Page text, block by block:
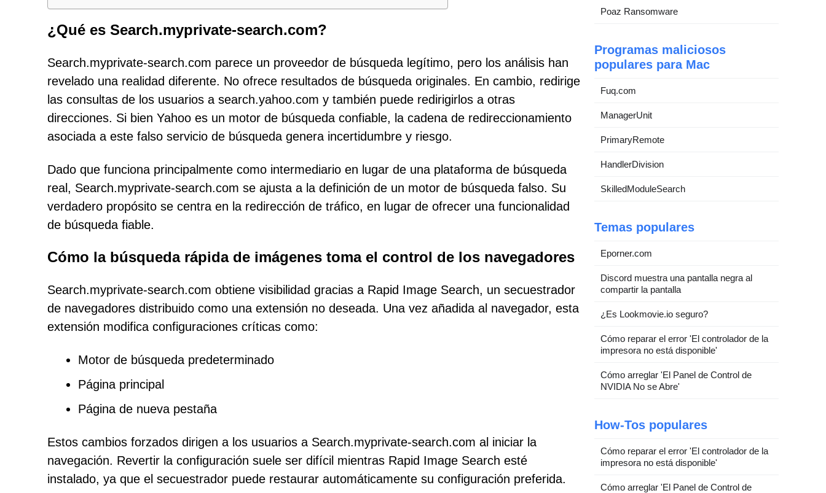
¿Qué es Search.myprivate-search.com?
Search.myprivate-search.com parece un proveedor de búsqueda legítimo, pero los análisis han
revelado una realidad diferente. No ofrece resultados de búsqueda originales. En cambio, redirige
las consultas de los usuarios a search.yahoo.com y también puede redirigirlos a otras
direcciones. Si bien Yahoo es un motor de búsqueda confiable, la cadena de redireccionamiento
asociada a este falso servicio de búsqueda genera incertidumbre y riesgo.
Dado que funciona principalmente como intermediario en lugar de una plataforma de búsqueda
real, Search.myprivate-search.com se ajusta a la definición de un motor de búsqueda falso. Su
verdadero propósito se centra en la redirección de tráfico, en lugar de ofrecer una funcionalidad
de búsqueda fiable.
Cómo la búsqueda rápida de imágenes toma el control de los navegadores
Search.myprivate-search.com obtiene visibilidad gracias a Rapid Image Search, un secuestrador
de navegadores distribuido como una extensión no deseada. Una vez añadida al navegador, esta
extensión modifica configuraciones críticas como:
Motor de búsqueda predeterminado
Página principal
Página de nueva pestaña
Estos cambios forzados dirigen a los usuarios a Search.myprivate-search.com al iniciar la
navegación. Revertir la configuración suele ser difícil mientras Rapid Image Search esté
instalado, ya que el secuestrador puede restaurar automáticamente su configuración preferida.
Poaz Ransomware
Programas maliciosos
populares para Mac
Fuq.com
ManagerUnit
PrimaryRemote
HandlerDivision
SkilledModuleSearch
Temas populares
Eporner.com
Discord muestra una pantalla negra al
compartir la pantalla
¿Es Lookmovie.io seguro?
Cómo reparar el error 'El controlador de la
impresora no está disponible'
Cómo arreglar 'El Panel de Control de
NVIDIA No se Abre'
How-Tos populares
Cómo reparar el error 'El controlador de la
impresora no está disponible'
Cómo arreglar 'El Panel de Control de